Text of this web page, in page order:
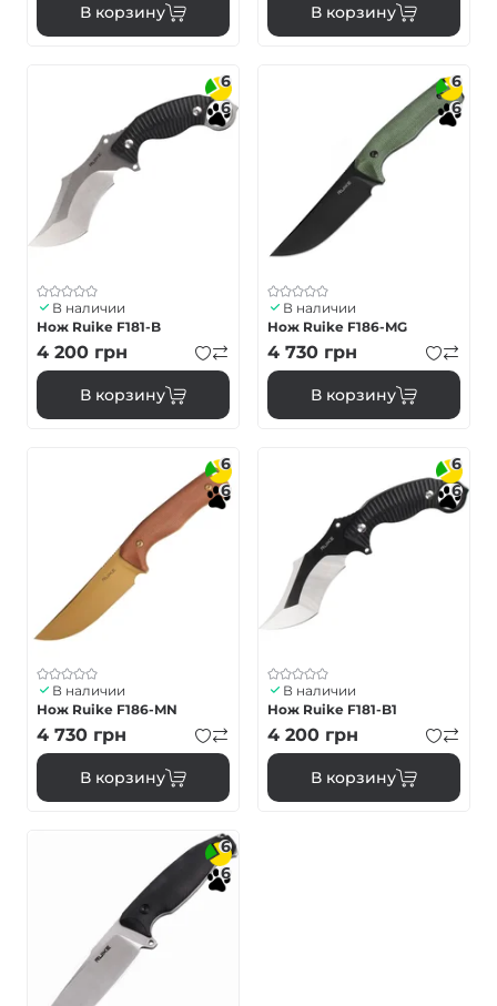
В корзину В корзину
6
6
В наличии
Нож Ruike F181-B
4 200 грн
В корзину
6
6
В наличии
Нож Ruike F186-MG
4 730 грн
В корзину
6
6
В наличии
Нож Ruike F186-MN
4 730 грн
В корзину
6
6
В наличии
Нож Ruike F181-B1
4 200 грн
В корзину
6
6